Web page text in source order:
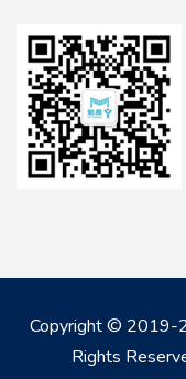
Copyright © 2019-
Rights